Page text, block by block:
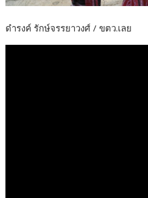
ดำรงค์ รักษ์จรรยาวงศ์ / ขตว.เลย